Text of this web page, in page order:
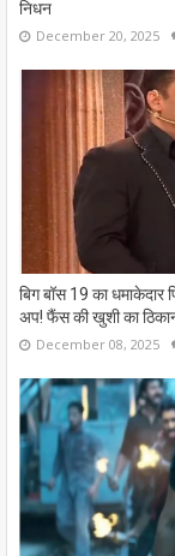
निधन
December 20, 2025
बिग बॉस 19 का धमाकेदार
अप! फैंस की खुशी का
December 08, 2025